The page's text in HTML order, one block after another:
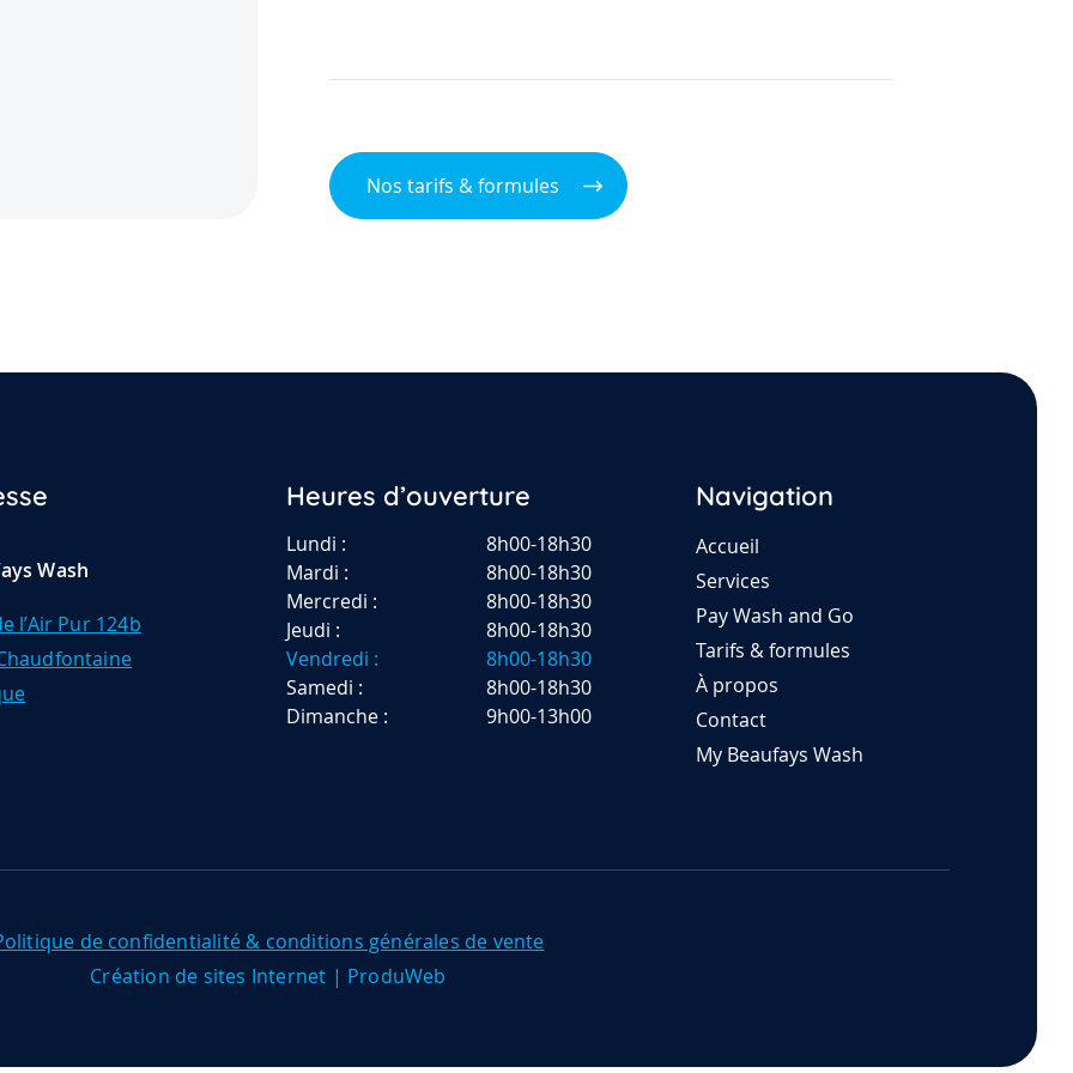
Nos tarifs & formules
Wash
l’Air Pur 124b
Heures d’ouverture
Lundi :
8h00-18h30
Mardi :
8h00-18h30
Mercredi :
8h00-18h30
Jeudi :
8h00-18h30
Vendredi :
8h00-18h30
Samedi :
8h00-18h30
Dimanche :
9h00-13h00
Navigation
Accueil
Services
Pay Wash and Go
Tarifs & formules
À propos
Contact
My Beaufays Wash
de confidentialité & conditions générales de vente
Création de sites Internet | ProduWeb